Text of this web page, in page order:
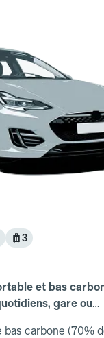
3
et bas
gare ou
carbone (70%